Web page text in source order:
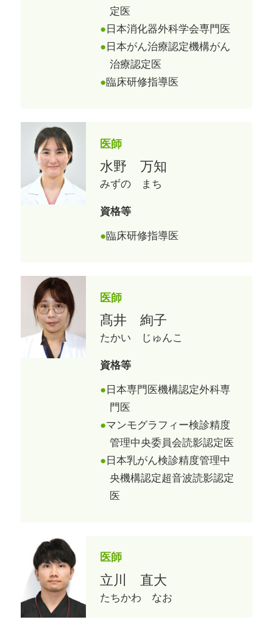
定医
日本消化器外科学会専門医
日本がん治療認定機構がん
治療認定医
臨床研修指導医
医師
水野 万知
みずの まち
資格等
臨床研修指導医
医師
髙井 絢子
たかい じゅんこ
資格等
日本専門医機構認定外科専
門医
マンモグラフィー検診精度
管理中央委員会読影認定医
日本乳がん検診精度管理中
央機構認定超音波読影認定
医
医師
立川 直大
たちかわ なお